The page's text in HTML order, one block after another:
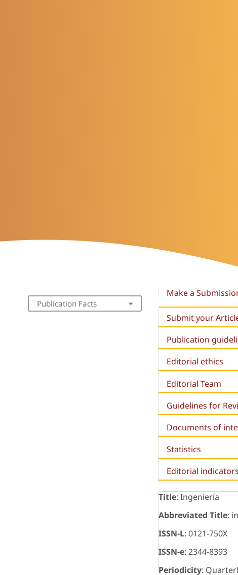
Publication Facts
Make a
Submit your
Publication
Editorial ethics
Editorial Team
Guidelines for
Documents of
Statistics
Editorial
Title: Ingeniería
Abbreviated Title:
ISSN-L: 0121-750X
ISSN-e: 2344-8393
Periodicity: